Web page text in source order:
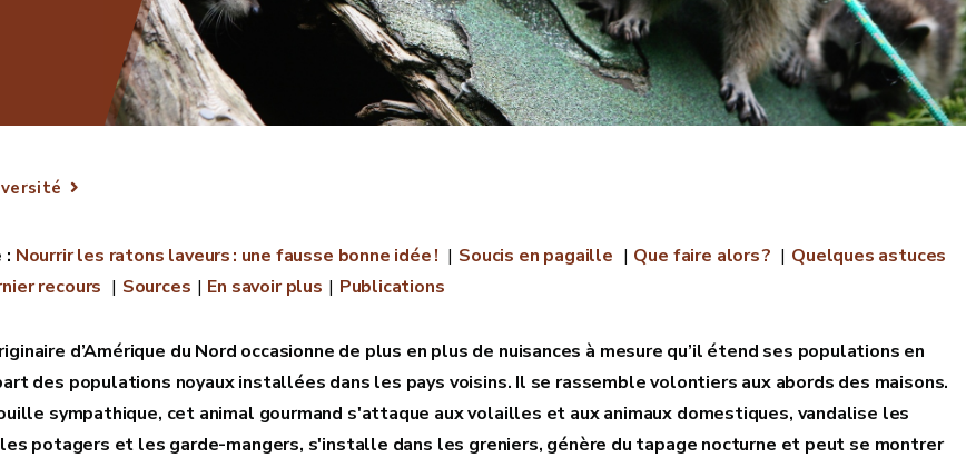
Nourrir les ratons laveurs : une fausse bonne idée ! Soucis en pagaille Que faire alors ?
Quelques astuces
recours Sources En savoir plus Publications
d’Amérique du Nord occasionne de plus en plus de nuisances à mesure qu’il étend ses populations en
des populations noyaux installées dans les pays voisins. Il se rassemble volontiers aux abords des maisons.
sympathique, cet animal gourmand s'attaque aux volailles et aux animaux domestiques, vandalise les
potagers et les garde-mangers, s'installe dans les greniers, génère du tapage nocturne et peut se montrer